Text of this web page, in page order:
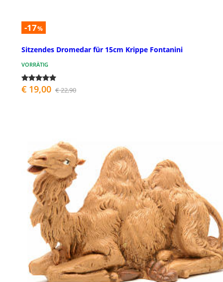
-17%
Sitzendes Dromedar für 15cm Krippe Fontanini
VORRÄTIG
€ 19,00 € 22,90